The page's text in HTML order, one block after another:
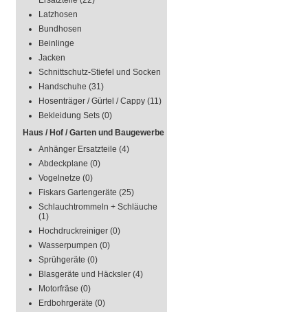
Latzhosen
Bundhosen
Beinlinge
Jacken
Schnittschutz-Stiefel und Socken
Handschuhe (31)
Hosenträger / Gürtel / Cappy (11)
Bekleidung Sets (0)
Haus / Hof / Garten und Baugewerbe
Anhänger Ersatzteile (4)
Abdeckplane (0)
Vogelnetze (0)
Fiskars Gartengeräte (25)
Schlauchtrommeln + Schläuche
(1)
Hochdruckreiniger (0)
Wasserpumpen (0)
Sprühgeräte (0)
Blasgeräte und Häcksler (4)
Motorfräse (0)
Erdbohrgeräte (0)